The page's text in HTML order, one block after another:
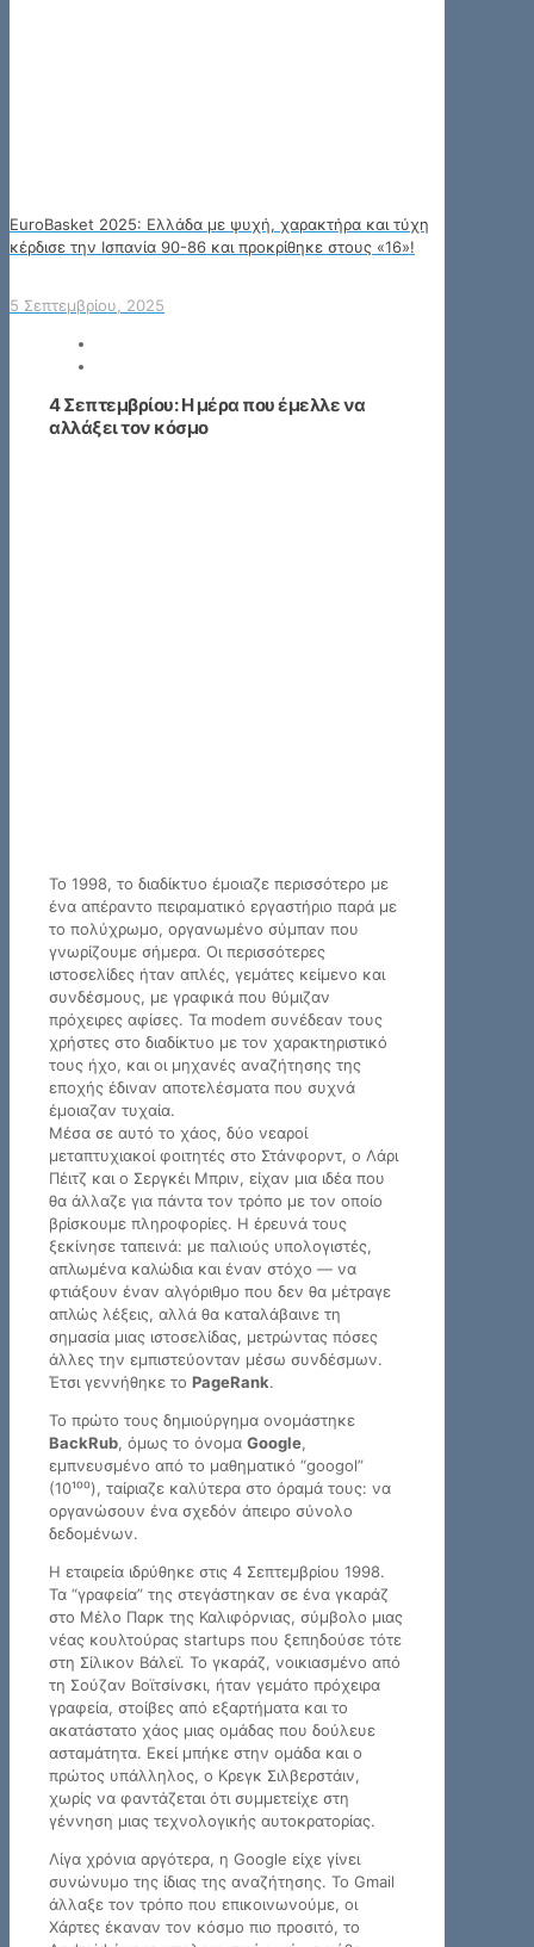
EuroBasket 2025: Ελλάδα με ψυχή, χαρακτήρα και τύχη
κέρδισε την Ισπανία 90-86 και προκρίθηκε στους «16»!
5 Σεπτεμβρίου, 2025
4 Σεπτεμβρίου: Η μέρα που έμελλε να
αλλάξει τον κόσμο
Το 1998, το διαδίκτυο έμοιαζε περισσότερο με
ένα απέραντο πειραματικό εργαστήριο παρά με
το πολύχρωμο, οργανωμένο σύμπαν που
γνωρίζουμε σήμερα. Οι περισσότερες
ιστοσελίδες ήταν απλές, γεμάτες κείμενο και
συνδέσμους, με γραφικά που θύμιζαν
πρόχειρες αφίσες. Τα modem συνέδεαν τους
χρήστες στο διαδίκτυο με τον χαρακτηριστικό
τους ήχο, και οι μηχανές αναζήτησης της
εποχής έδιναν αποτελέσματα που συχνά
έμοιαζαν τυχαία.
Μέσα σε αυτό το χάος, δύο νεαροί
μεταπτυχιακοί φοιτητές στο Στάνφορντ, ο Λάρι
Πέιτζ και ο Σεργκέι Μπριν, είχαν μια ιδέα που
θα άλλαζε για πάντα τον τρόπο με τον οποίο
βρίσκουμε πληροφορίες. Η έρευνά τους
ξεκίνησε ταπεινά: με παλιούς υπολογιστές,
απλωμένα καλώδια και έναν στόχο — να
φτιάξουν έναν αλγόριθμο που δεν θα μέτραγε
απλώς λέξεις, αλλά θα καταλάβαινε τη
σημασία μιας ιστοσελίδας, μετρώντας πόσες
άλλες την εμπιστεύονταν μέσω συνδέσμων.
Έτσι γεννήθηκε το PageRank.
Το πρώτο τους δημιούργημα ονομάστηκε
BackRub, όμως το όνομα Google,
εμπνευσμένο από το μαθηματικό “googol”
(10¹⁰⁰), ταίριαζε καλύτερα στο όραμά τους: να
οργανώσουν ένα σχεδόν άπειρο σύνολο
δεδομένων.
Η εταιρεία ιδρύθηκε στις 4 Σεπτεμβρίου 1998.
Τα “γραφεία” της στεγάστηκαν σε ένα γκαράζ
στο Μέλο Παρκ της Καλιφόρνιας, σύμβολο μιας
νέας κουλτούρας startups που ξεπηδούσε τότε
στη Σίλικον Βάλεϊ. Το γκαράζ, νοικιασμένο από
τη Σούζαν Βοϊτσίνσκι, ήταν γεμάτο πρόχειρα
γραφεία, στοίβες από εξαρτήματα και το
ακατάστατο χάος μιας ομάδας που δούλευε
ασταμάτητα. Εκεί μπήκε στην ομάδα και ο
πρώτος υπάλληλος, ο Κρεγκ Σιλβερστάιν,
χωρίς να φαντάζεται ότι συμμετείχε στη
γέννηση μιας τεχνολογικής αυτοκρατορίας.
Λίγα χρόνια αργότερα, η Google είχε γίνει
συνώνυμο της ίδιας της αναζήτησης. Το Gmail
άλλαξε τον τρόπο που επικοινωνούμε, οι
Χάρτες έκαναν τον κόσμο πιο προσιτό, το